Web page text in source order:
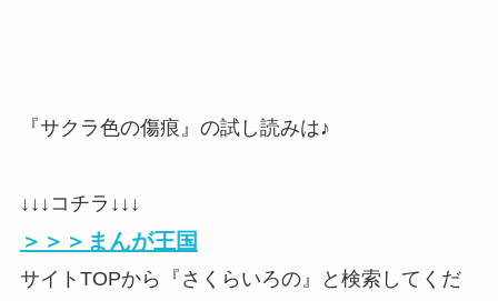
『サクラ色の傷痕』の試し読みは♪
↓↓↓コチラ↓↓↓
＞＞＞まんが王国
サイトTOPから『さくらいろの』と検索してくだ